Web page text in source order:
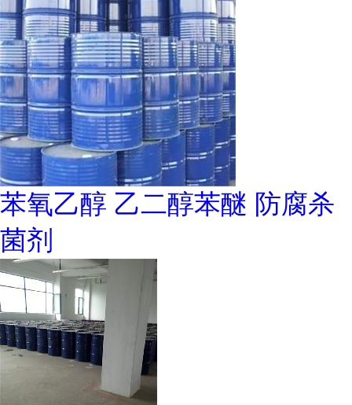
苯氧乙醇 乙二醇苯醚 防腐杀
菌剂